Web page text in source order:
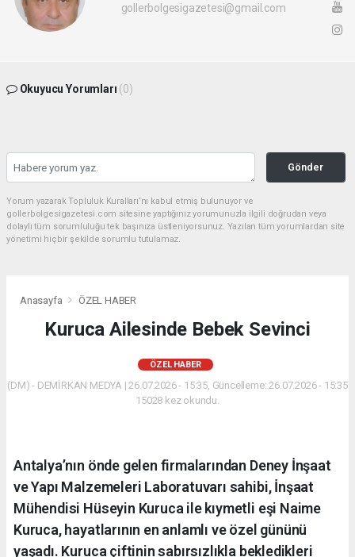
gollerbolgesigazetesi@gmail.com
Okuyucu Yorumları (0)
Gönder
Yorum yazarak Topluluk Kuralları’nı kabul etmiş bulunuyor ve
gollerbolgesigazetesi.com sitesine yaptığınız yorumunuzla ilgili doğrudan veya
dolaylı tüm sorumluluğu tek başınıza üstleniyorsunuz. Yazılan tüm yorumlardan site
yönetimi hiçbir şekilde sorumlu tutulamaz.
Anasayfa ÖZEL HABER
Kuruca Ailesinde Bebek Sevinci
ÖZEL HABER
(DM) - DEMİRKAN MEDYA | 26.07.2026 - 15:35, Güncelleme: 26.07.2026 - 15:35
15028 kez okundu.
Antalya’nın önde gelen firmalarından Deney İnşaat
ve Yapı Malzemeleri Laboratuvarı sahibi, İnşaat
Mühendisi Hüseyin Kuruca ile kıymetli eşi Naime
Kuruca, hayatlarının en anlamlı ve özel gününü
yaşadı. Kuruca çiftinin sabırsızlıkla bekledikleri